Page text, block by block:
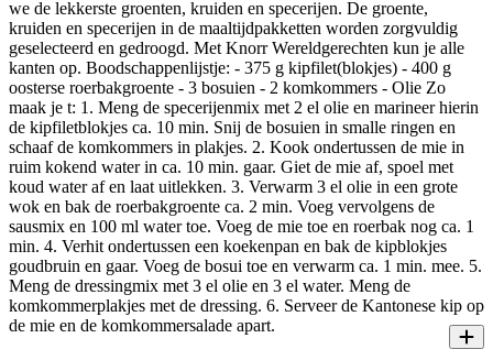
we de lekkerste groenten, kruiden en specerijen. De groente,
kruiden en specerijen in de maaltijdpakketten worden zorgvuldig
geselecteerd en gedroogd. Met Knorr Wereldgerechten kun je alle
kanten op. Boodschappenlijstje: - 375 g kipfilet(blokjes) - 400 g
oosterse roerbakgroente - 3 bosuien - 2 komkommers - Olie Zo
maak je t: 1. Meng de specerijenmix met 2 el olie en marineer hierin
de kipfiletblokjes ca. 10 min. Snij de bosuien in smalle ringen en
schaaf de komkommers in plakjes. 2. Kook ondertussen de mie in
ruim kokend water in ca. 10 min. gaar. Giet de mie af, spoel met
koud water af en laat uitlekken. 3. Verwarm 3 el olie in een grote
wok en bak de roerbakgroente ca. 2 min. Voeg vervolgens de
sausmix en 100 ml water toe. Voeg de mie toe en roerbak nog ca. 1
min. 4. Verhit ondertussen een koekenpan en bak de kipblokjes
goudbruin en gaar. Voeg de bosui toe en verwarm ca. 1 min. mee. 5.
Meng de dressingmix met 3 el olie en 3 el water. Meng de
komkommerplakjes met de dressing. 6. Serveer de Kantonese kip op
de mie en de komkommersalade apart.